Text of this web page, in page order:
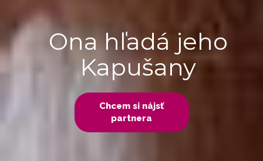
Chcem si nájsť
partnera
Ona hľadá jeho
Kapušany